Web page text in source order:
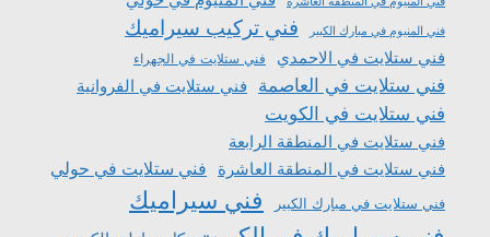
فني المنيوم في مبارك الكبير فني تركيب سيراميك
فني ستلايت في الاحمدي فني ستلايت في الجهراء
فني ستلايت في العاصمة فني ستلايت في الفروانية
فني ستلايت في الكويت
فني ستلايت في المنطقة الرابعة
فني ستلايت في المنطقة العاشرة فني ستلايت في حولي
فني ستلايت في مبارك الكبير
فني سيراميك